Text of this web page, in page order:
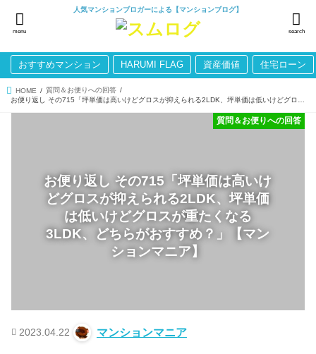
人気マンションブロガーによる【マンションブログ】
search
menu
おすすめマンション HARUMI FLAG 資産価値 住宅ローン
HOME
質問＆お便りへの回答
お便り返し その715「坪単価は高いけ
どグロスが抑えられる2LDK、坪単価
は低いけどグロスが重たくなる
3LDK、どちらがおすすめ？」【マン
ションマニア】
質問＆お便りへの回答
2023.04.22 マンションマニア